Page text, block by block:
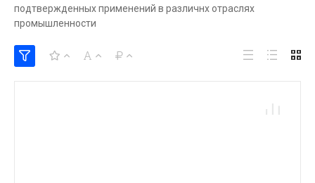
подтвержденных применений в различнх отраслях
промышленности